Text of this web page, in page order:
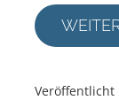
Veröffentlicht